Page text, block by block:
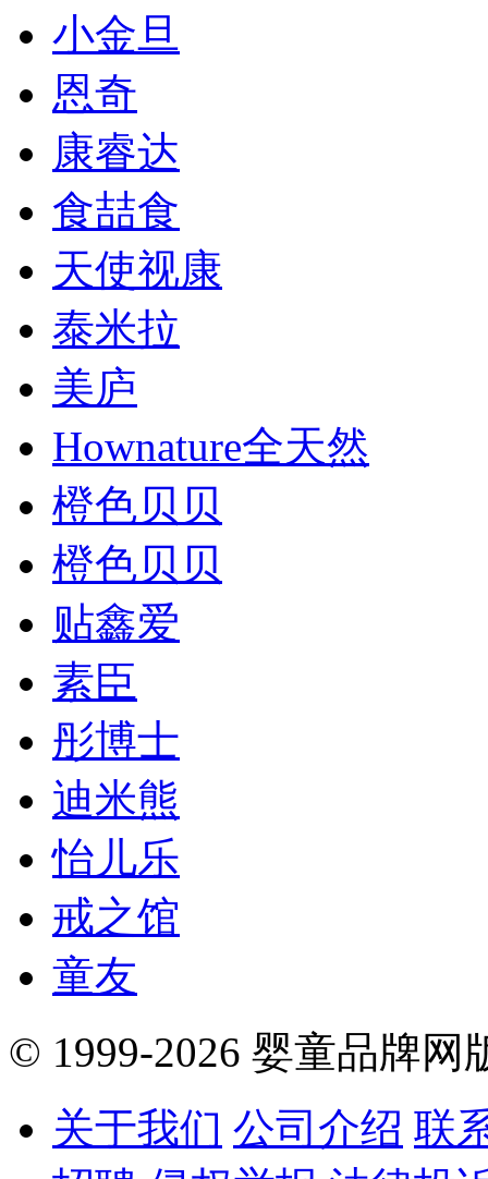
小金旦
恩奇
康睿达
食喆食
天使视康
泰米拉
美庐
Hownature全天然
橙色贝贝
橙色贝贝
贴鑫爱
素臣
彤博士
迪米熊
怡儿乐
戒之馆
童友
© 1999-2026 婴童品牌网
关于我们 公司介绍 联